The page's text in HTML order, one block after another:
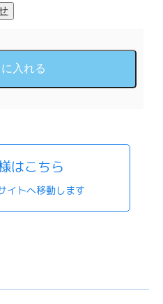
はこちら
イトへ移動します